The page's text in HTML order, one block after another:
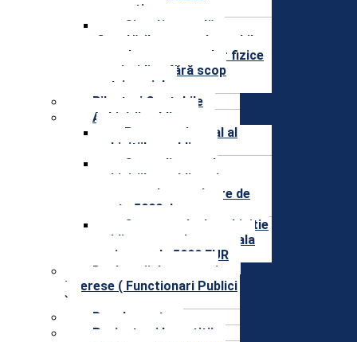
normative
Situaţia anuală a
finanţărilor nerambursabile
acordate persoanelor fizice
sau juridice fără scop
patrimonial
Bilanturi Contabile
Achizitii publice
Programul anual al
achizitiilor publice
Centralizatorul
achizitiilor publice si
contractele cu valoare de
peste 5000 de euro
Contractele de achizitie
publica cu o valoare totala
mai mare de 5000 EUR
Declaratii de avere si
interese ( Functionari Publici
)
Regulamente
Proiecte și Investitii